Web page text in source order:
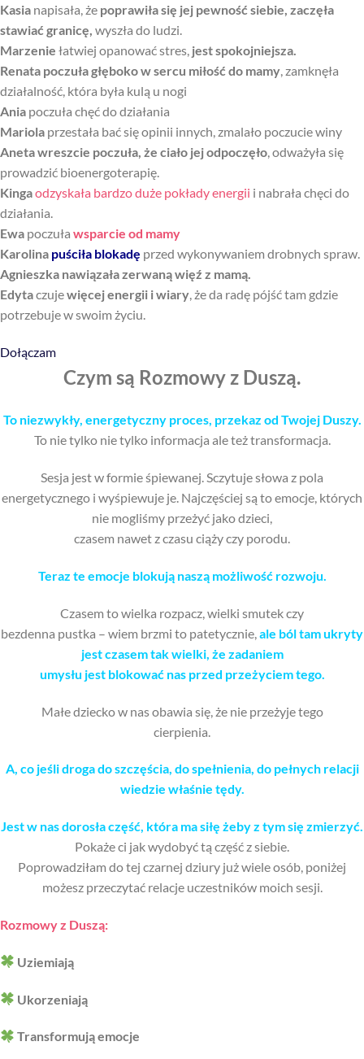
Kasia napisała, że poprawiła się jej pewność siebie, zaczęła
stawiać granicę, wyszła do ludzi.
Marzenie łatwiej opanować stres, jest spokojniejsza.
Renata poczuła głęboko w sercu miłość do mamy , zamknęła
działalność, która była kulą u nogi
Ania poczuła chęć do działania
Mariola przestała bać się opinii innych, zmalało poczucie winy
Anetawreszcie poczuła, że ciało jej odpoczęło , odważyła się
prowadzić bioenergoterapię.
Kingaodzyskała bardzo duże pokłady energii i nabrała chęci do
działania.
Ewa poczuła wsparcie od mamy
Karolina puściła blokadę przed wykonywaniem drobnych spraw.
Agnieszka nawiązała zerwaną więź z mamą.
Edytaczujewięcej energii i wiary , że da radę pójść tam gdzie
potrzebuje w swoim życiu.
Dołączam
Czym są Rozmowy z Duszą.
To niezwykły, energetyczny proces, przekaz od Twojej Duszy.
To nie tylko nie tylko informacja ale też transformacja.
Sesja jest w formie śpiewanej. Sczytuje słowa z pola
energetycznego i wyśpiewuje je. Najczęściej są to emocje, których
nie mogliśmy przeżyć jako dzieci,
czasem nawet z czasu ciąży czy porodu.
Teraz te emocje blokują naszą możliwość rozwoju.
Czasem to wielka rozpacz, wielki smutek czy
bezdenna pustka – wiem brzmi to patetycznie, ale ból tam ukryty
jest czasem tak wielki, że zadaniem
umysłu jest blokować nas przed przeżyciem tego.
Małe dziecko w nas obawia się, że nie przeżyje tego
cierpienia.
A, co jeśli droga do szczęścia, do spełnienia, do pełnych relacji
wiedzie właśnie tędy.
Jest w nas dorosła część, która ma siłę żeby z tym się zmierzyć.
Pokaże ci jak wydobyć tą część z siebie.
Poprowadziłam do tej czarnej dziury już wiele osób, poniżej
możesz przeczytać relacje uczestników moich sesji.
Rozmowy z Duszą:
Uziemiają
Ukorzeniają
Transformują emocje